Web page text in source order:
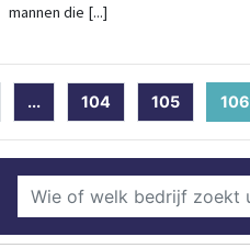
mannen die [...]
... 104 105 106